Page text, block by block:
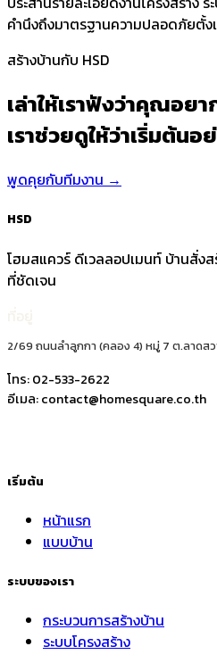
คำนึงถึงมาตรฐานความปลอดภัยตั้
สร้างบ้านกับ HSD
เล่าให้เราฟังว่าคุณอย
เราช่วยดูให้ว่าเริ่มต้นอ
พูดคุยกับทีมงาน →
HSD
โฮมสแควร์ ดีเวลลอปเมนท์ บ้านสั่
ที่ชัดเจน
2/69 ถนนลำลูกกา (คลอง 4) หมู่ 7 ต.ลาดสว
โทร:02-533-2622
อีเมล:contact@homesquare.co.th
เริ่มต้น
หน้าแรก
แบบบ้าน
ระบบของเรา
กระบวนการสร้างบ้าน
ระบบโครงสร้าง